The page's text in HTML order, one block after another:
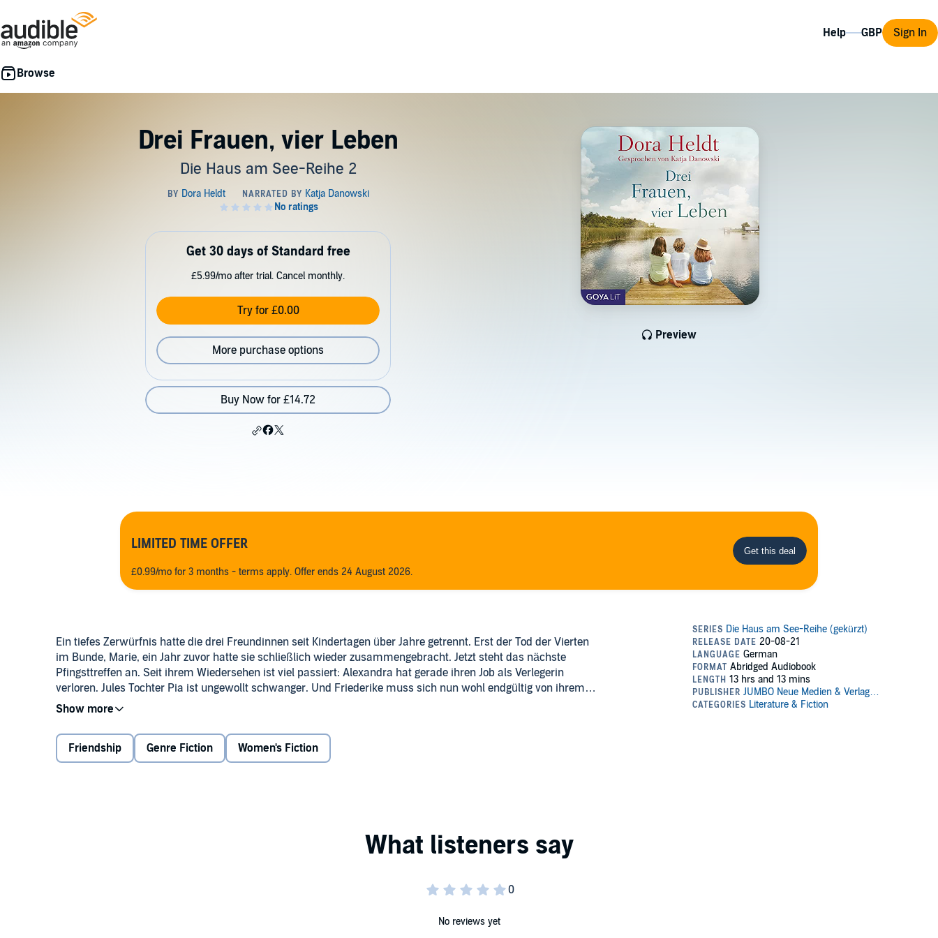
Help Sign In
Drei Frauen, vier Leben
Die Haus am See-Reihe 2
Preview
Get 30 days of Standard free
£5.99/mo after trial. Cancel monthly.
Try for £0.00
More purchase options
Buy Now for £14.72
LIMITED TIME OFFER
£0.99/mo for 3 months - terms apply. Offer ends 24 August 2026.
Ein tiefes Zerwürfnis hatte die drei Freundinnen seit Kindertagen über Jahre getrennt. Erst der Tod der Vierten
im Bunde, Marie, ein Jahr zuvor hatte sie schließlich wieder zusammengebracht. Jetzt steht das nächste
Pfingsttreffen an. Seit ihrem Wiedersehen ist viel passiert: Alexandra hat gerade ihren Job als Verlegerin
verloren. Jules Tochter Pia ist ungewollt schwanger. Und Friederike muss sich nun wohl endgültig von ihrem
Lebenstraum verabschieden. Doch ihr Treffen im Haus am See setzt Kräfte frei, die ihrer aller Leben in gänzlich
©2021 dtv (P)2021 Jumbo Neue Medien & Verlag
Friendship Genre Fiction Women's Fiction
No reviews yet